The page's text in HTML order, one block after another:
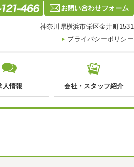
神奈川県横浜市栄区金井町1531
プライバシーポリシー
人情報 会社・スタッフ紹介